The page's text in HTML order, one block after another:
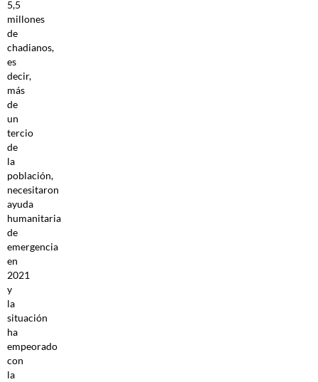
5,5
millones
de
chadianos,
es
decir,
más
de
un
tercio
de
la
población,
necesitaron
ayuda
humanitaria
de
emergencia
en
2021
y
la
situación
ha
empeorado
con
la